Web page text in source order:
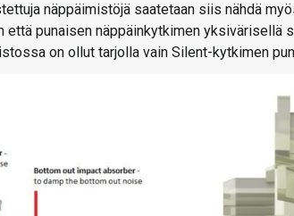
näppäimistöjä saatetaan siis nähdä
punaisen näppäinkytkimen yksivärisellä
on ollut tarjolla vain Silent-kytkimen